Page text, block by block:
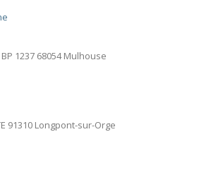
BP 1237 68054 Mulhouse
91310 Longpont-sur-Orge